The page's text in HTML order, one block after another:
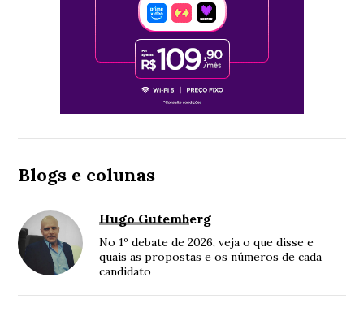
Blogs e colunas
Hugo Gutemberg
No 1º debate de 2026, veja o que disse e
quais as propostas e os números de cada
candidato